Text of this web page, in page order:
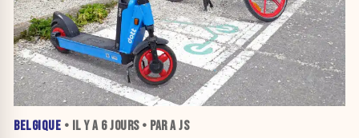
BELGIQUE • IL Y A 6 JOURS• PAR A JS